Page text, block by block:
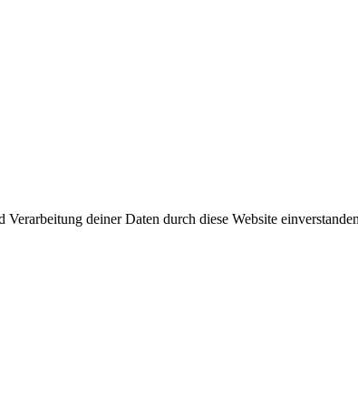
deiner Daten durch diese Website